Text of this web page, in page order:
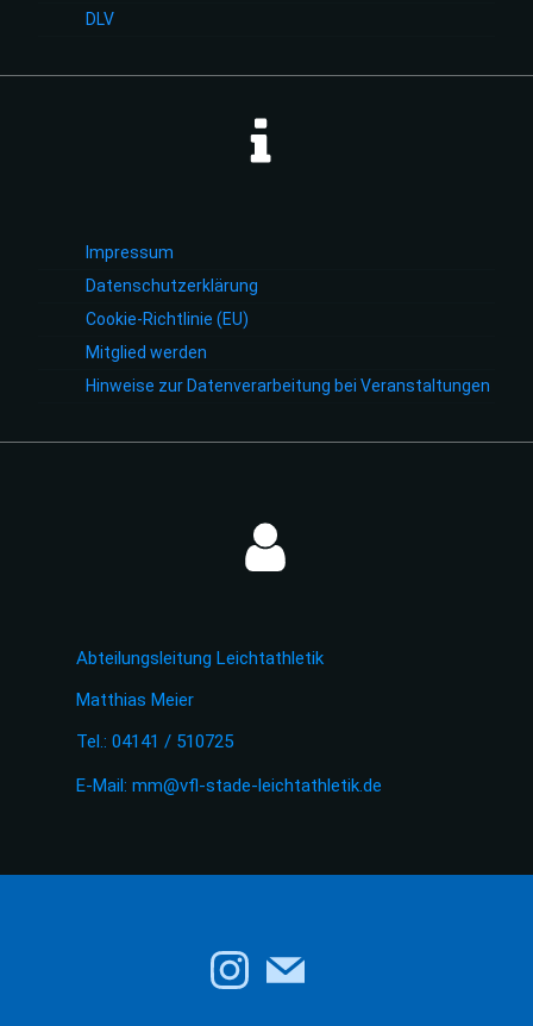
DLV
Impressum
Datenschutzerklärung
Cookie-Richtlinie (EU)
Mitglied werden
Hinweise zur Datenverarbeitung bei Veranstaltungen
Abteilungsleitung Leichtathletik
Matthias Meier
Tel.: 04141 / 510725
E-Mail: mm@vfl-stade-leichtathletik.de